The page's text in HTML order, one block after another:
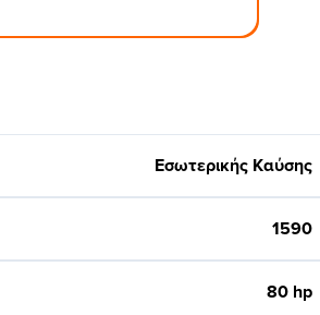
Εσωτερικής Καύσης
1590
80 hp